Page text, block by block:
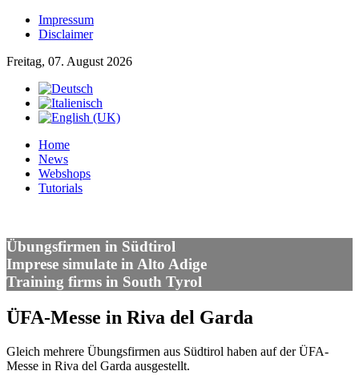
Impressum
Disclaimer
Freitag, 07. August 2026
Home
News
Webshops
Tutorials
Übungsfirmen in Südtirol
Imprese simulate in Alto Adige
Training firms in South Tyrol
ÜFA-Messe in Riva del Garda
Gleich mehrere Übungsfirmen aus Südtirol haben auf der ÜFA-
Messe in Riva del Garda ausgestellt.